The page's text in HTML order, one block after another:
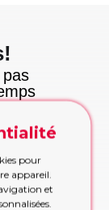
pour
appareil.
et